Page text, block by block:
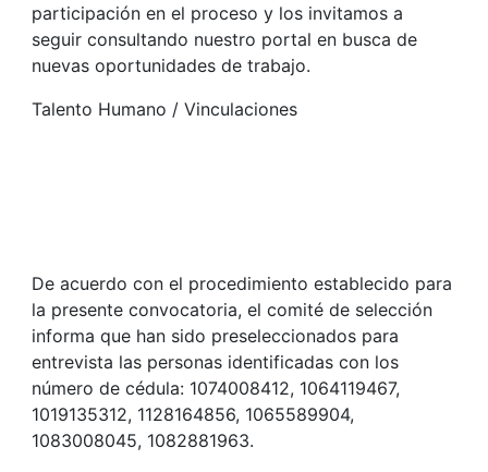
participación en el proceso y los invitamos a
seguir consultando nuestro portal en busca de
nuevas oportunidades de trabajo.
Talento Humano / Vinculaciones
De acuerdo con el procedimiento establecido para
la presente convocatoria, el comité de selección
informa que han sido preseleccionados para
entrevista las personas identificadas con los
número de cédula: 1074008412, 1064119467,
1019135312, 1128164856, 1065589904,
1083008045, 1082881963.